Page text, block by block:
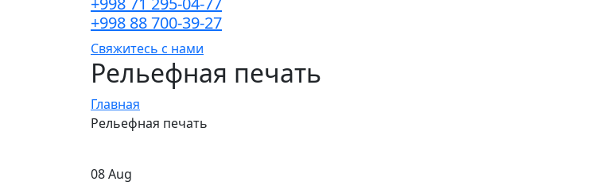
+998 88 700-39-27
Свяжитесь с нами
Рельефная печать
Главная
Рельефная печать
08 Aug